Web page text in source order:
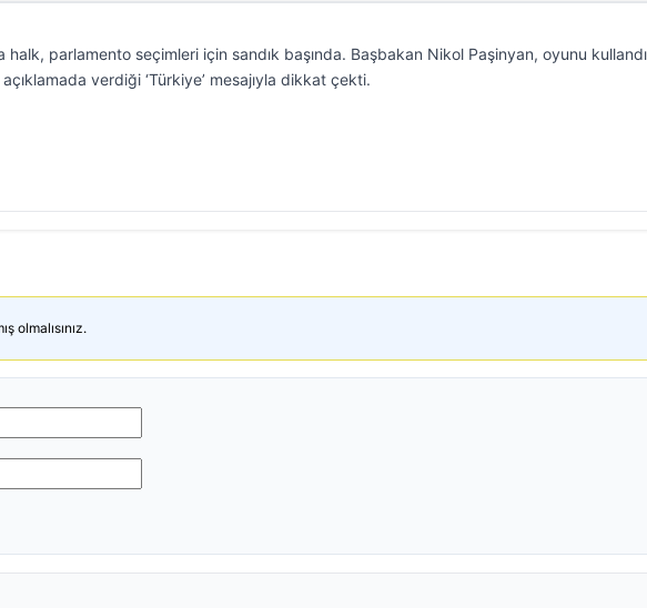
halk, parlamento seçimleri için sandık başında. Başbakan Nikol Paşinyan, oyunu
açıklamada verdiği ‘Türkiye’ mesajıyla dikkat çekti.
olmalısınız.